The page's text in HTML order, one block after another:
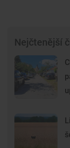
Nejčtenější